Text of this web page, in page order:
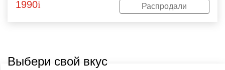
1990i Распродали
Выбери свой вкус